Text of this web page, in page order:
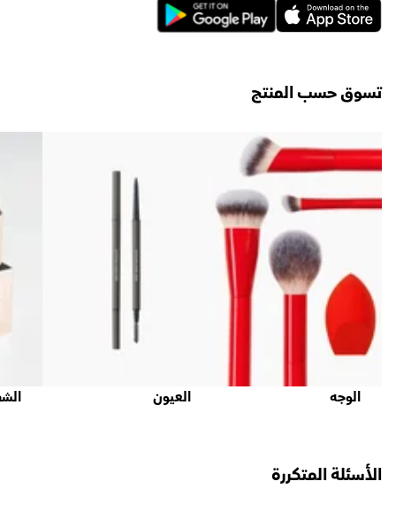
تسوق حسب المنتج
الوجه العيون
الأسئلة المتكررة